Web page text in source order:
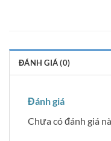
ĐÁNH GIÁ (0)
Đánh giá
Chưa có đánh giá